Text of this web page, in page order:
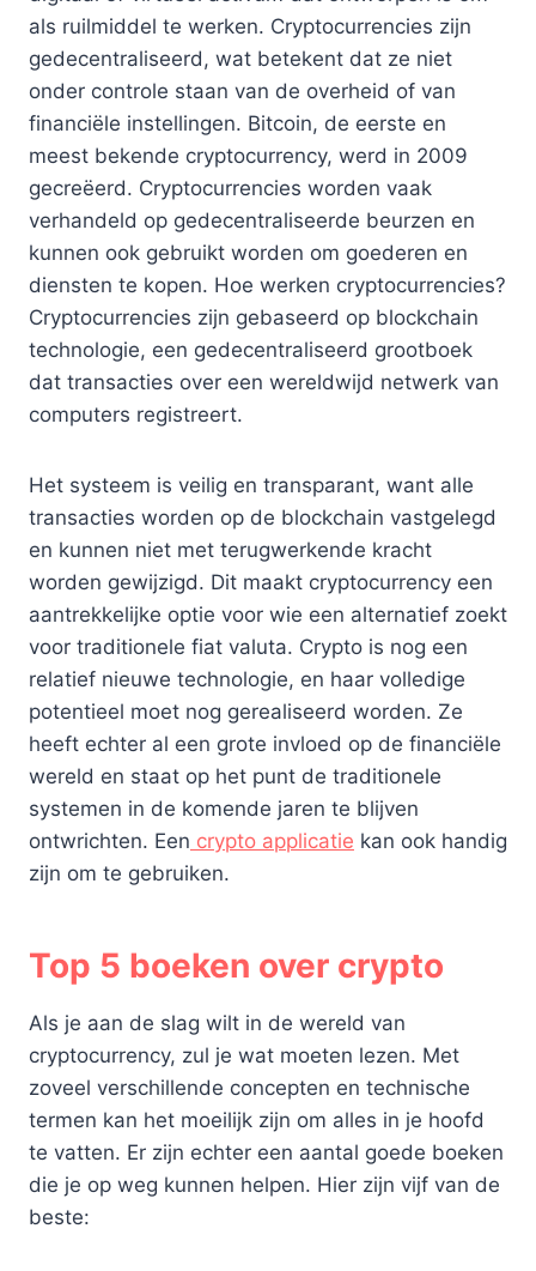
als ruilmiddel te werken. Cryptocurrencies zijn
gedecentraliseerd, wat betekent dat ze niet
onder controle staan van de overheid of van
financiële instellingen. Bitcoin, de eerste en
meest bekende cryptocurrency, werd in 2009
gecreëerd. Cryptocurrencies worden vaak
verhandeld op gedecentraliseerde beurzen en
kunnen ook gebruikt worden om goederen en
diensten te kopen. Hoe werken cryptocurrencies?
Cryptocurrencies zijn gebaseerd op blockchain
technologie, een gedecentraliseerd grootboek
dat transacties over een wereldwijd netwerk van
computers registreert.
Het systeem is veilig en transparant, want alle
transacties worden op de blockchain vastgelegd
en kunnen niet met terugwerkende kracht
worden gewijzigd. Dit maakt cryptocurrency een
aantrekkelijke optie voor wie een alternatief zoekt
voor traditionele fiat valuta. Crypto is nog een
relatief nieuwe technologie, en haar volledige
potentieel moet nog gerealiseerd worden. Ze
heeft echter al een grote invloed op de financiële
wereld en staat op het punt de traditionele
systemen in de komende jaren te blijven
ontwrichten. Een crypto applicatie kan ook handig
zijn om te gebruiken.
Top 5 boeken over crypto
Als je aan de slag wilt in de wereld van
cryptocurrency, zul je wat moeten lezen. Met
zoveel verschillende concepten en technische
termen kan het moeilijk zijn om alles in je hoofd
te vatten. Er zijn echter een aantal goede boeken
die je op weg kunnen helpen. Hier zijn vijf van de
beste: